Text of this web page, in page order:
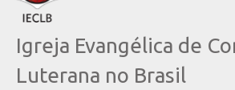
Igreja Evangélica de
Luterana no Brasil